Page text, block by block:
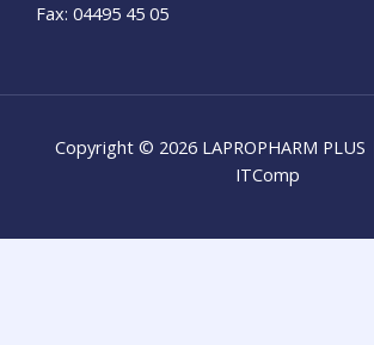
Fax: 04495 45 05
Copyright © 2026 LAPROPHARM
ITComp